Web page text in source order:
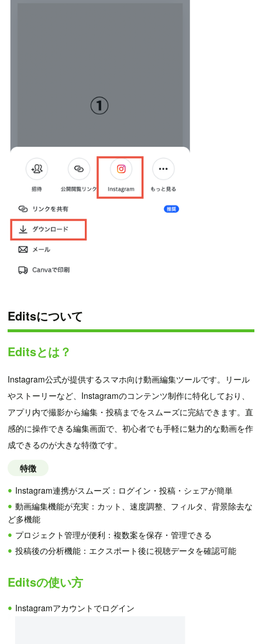
Editsについて
Editsとは？
Instagram公式が提供するスマホ向け動画編集ツールです。リール
やストーリーなど、Instagramのコンテンツ制作に特化しており、
アプリ内で撮影から編集・投稿までをスムーズに完結できます。直
感的に操作できる編集画面で、初心者でも手軽に魅力的な動画を作
成できるのが大きな特徴です。
特徴
Instagram連携がスムーズ：ログイン・投稿・シェアが簡単
動画編集機能が充実：カット、速度調整、フィルタ、背景除去な
ど多機能
プロジェクト管理が便利：複数案を保存・管理できる
投稿後の分析機能：エクスポート後に視聴データを確認可能
Editsの使い方
Instagramアカウントでログイン